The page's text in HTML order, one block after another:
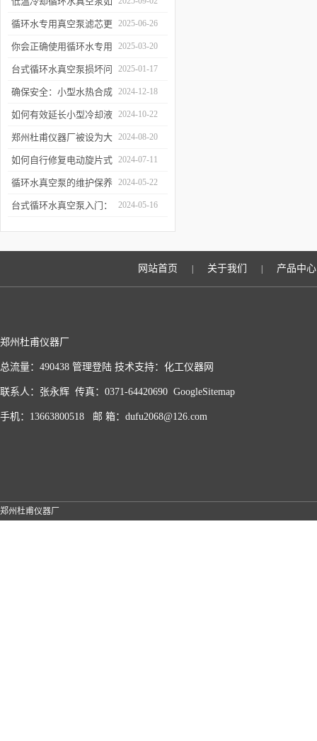
何提升制冷与真空效率？
循环水专用真空泵滤芯更
换周期：基于水质污染度
的判断方法
2025-06-26
你会正确使用循环水专用
真空泵吗？
2025-03-20
台式循环水真空泵损坏问
题诊断与预防措施
2025-01-17
确保安全：小型水热合成
反应釜的操作与维护建议
2024-12-18
如何有效延长小型冷却液
水循环泵的使用寿命？
2024-10-22
郑州杜甫仪器厂被设为大
学生实习就业基地
2024-08-20
如何自行修复电动旋片式
真空泵无法启动的问题
2024-07-11
循环水真空泵的维护保养
与故障排除指南
2024-05-22
台式循环水真空泵入门： 2024-05-16
网站首页 关于我们 产品中心
郑州杜甫仪器厂
总流量：490438 管理登陆 技术支持： 化工仪器网
联系人：张永辉 传真：0371-64420690 GoogleSitemap
手机：13663800518 邮 箱：dufu2068@126.com
郑州杜甫仪器厂